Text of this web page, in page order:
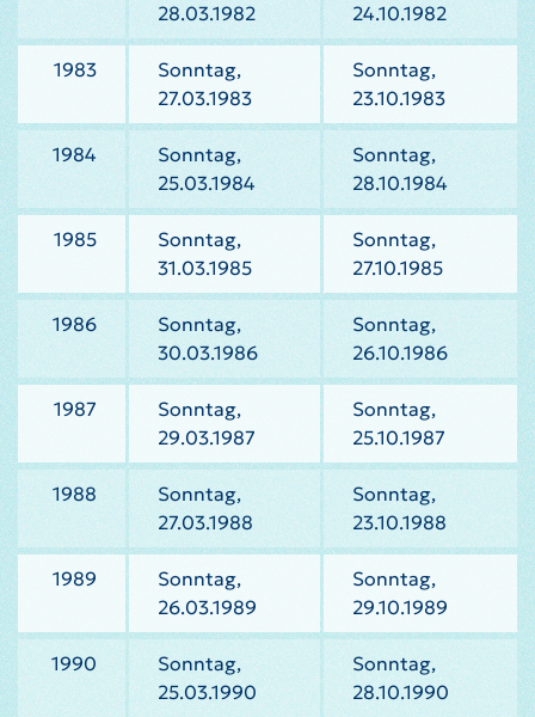
28.03.1982
24.10.1982
1983
Sonntag,
27.03.1983
Sonntag,
23.10.1983
1984
Sonntag,
25.03.1984
Sonntag,
28.10.1984
1985
Sonntag,
31.03.1985
Sonntag,
27.10.1985
1986
Sonntag,
30.03.1986
Sonntag,
26.10.1986
1987
Sonntag,
29.03.1987
Sonntag,
25.10.1987
1988
Sonntag,
27.03.1988
Sonntag,
23.10.1988
1989
Sonntag,
26.03.1989
Sonntag,
29.10.1989
1990
Sonntag,
25.03.1990
Sonntag,
28.10.1990